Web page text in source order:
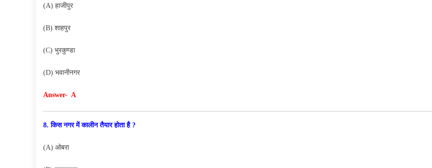
(A) हाजीपुर
(B) शाहपुर
(C) भुरकुण्डा
(D) भवानीनगर
Answer- A
8. किस नगर में कालीन तैयार होता है ?
(A) ओबरा